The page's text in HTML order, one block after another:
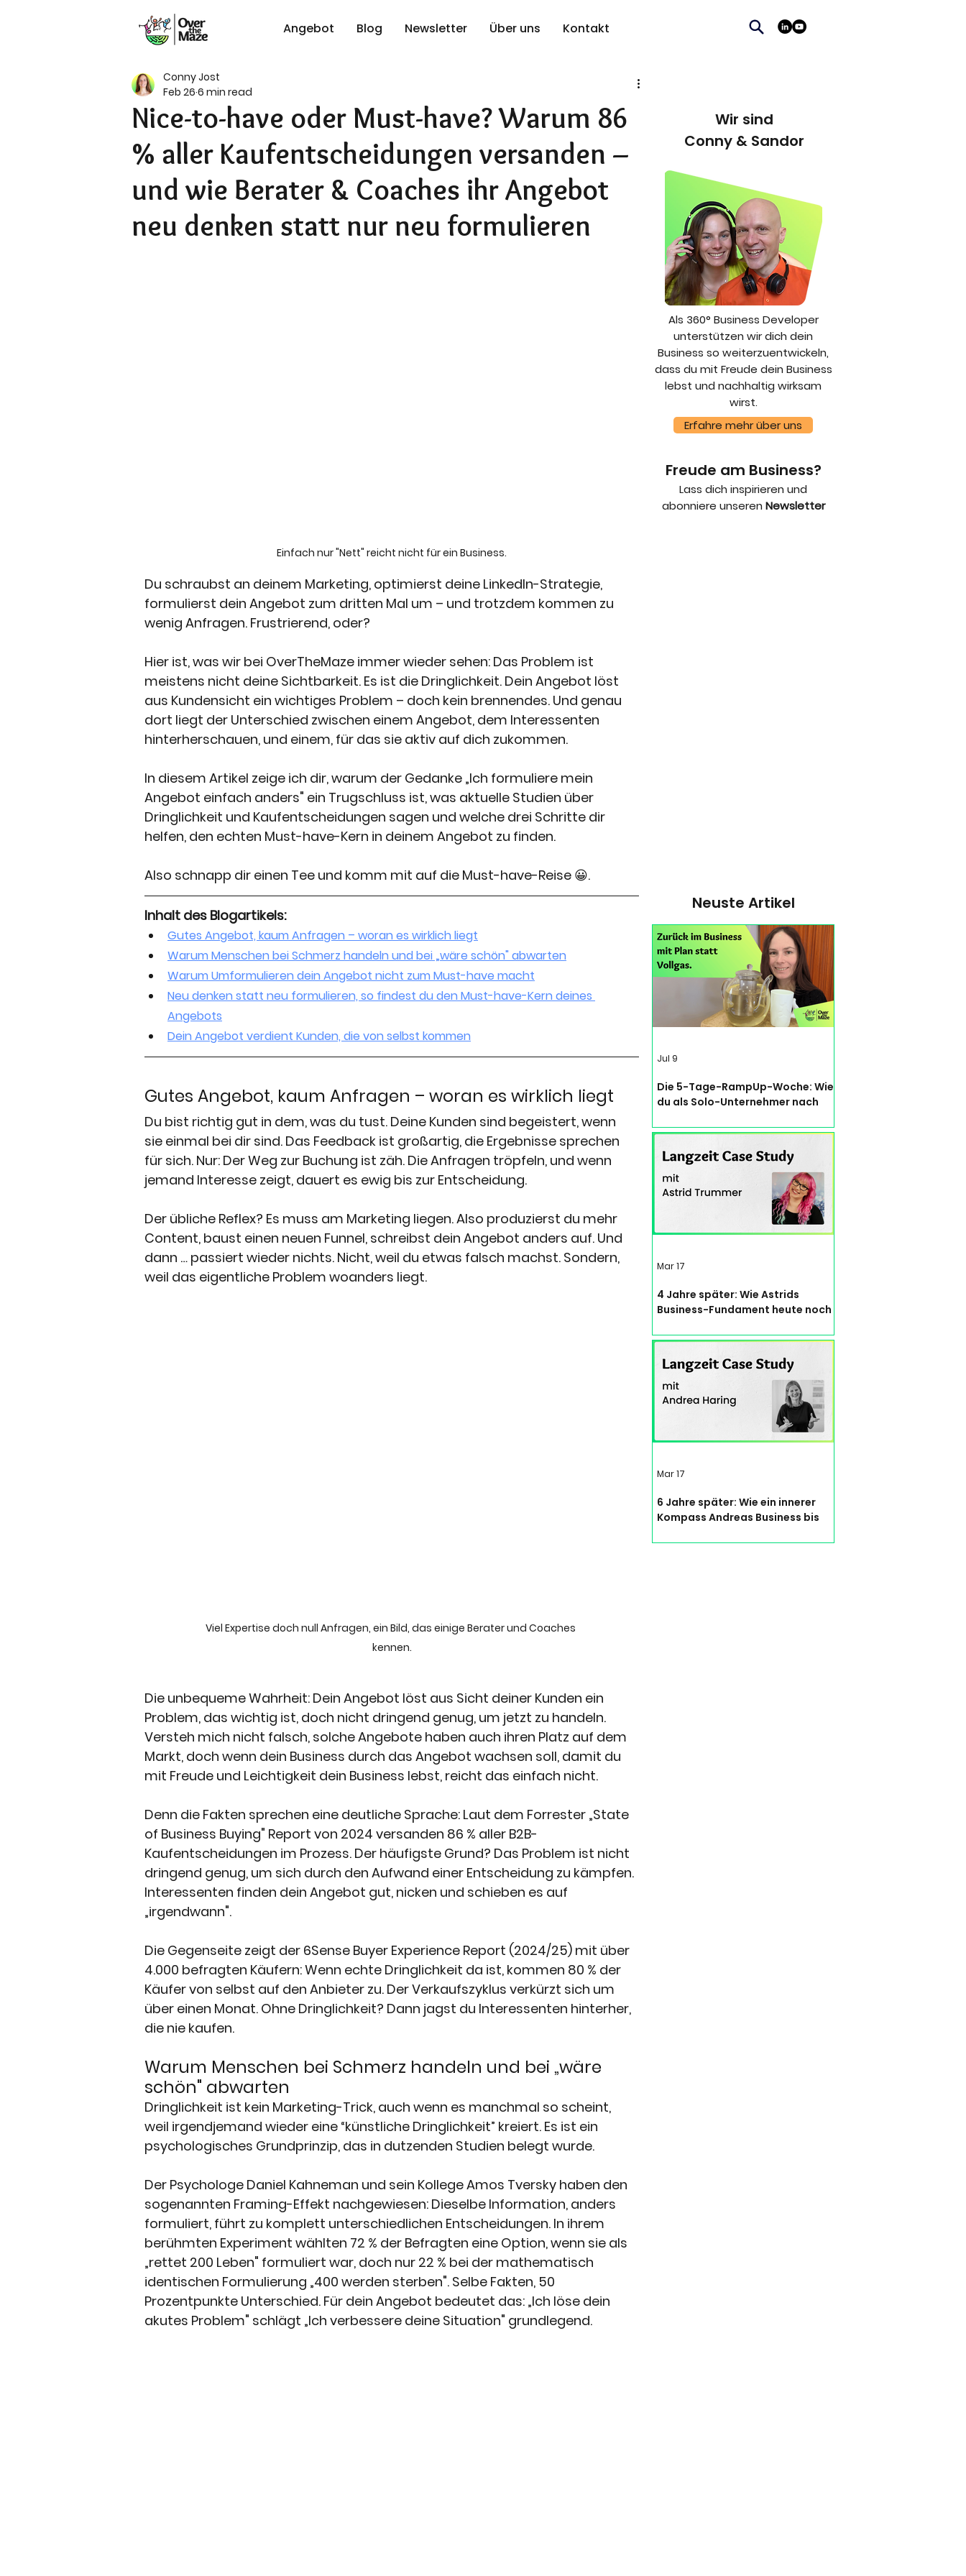
Angebot Blog Newsletter Über uns Kontakt
Nice-to-have oder Must-have? Warum 86
% aller Kaufentscheidungen versanden –
und wie Berater & Coaches ihr Angebot
neu denken statt nur neu formulieren
Conny Jost
Feb 26 6 min read
Einfach nur "Nett" reicht nicht für ein Business.
Du schraubst an deinem Marketing, optimierst deine LinkedIn-Strategie,
formulierst dein Angebot zum dritten Mal um – und trotzdem kommen zu
wenig Anfragen. Frustrierend, oder?
Hier ist, was wir bei OverTheMaze immer wieder sehen: Das Problem ist
meistens nicht deine Sichtbarkeit. Es ist die Dringlichkeit. Dein Angebot löst
aus Kundensicht ein wichtiges Problem – doch kein brennendes. Und genau
dort liegt der Unterschied zwischen einem Angebot, dem Interessenten
hinterherschauen, und einem, für das sie aktiv auf dich zukommen.
In diesem Artikel zeige ich dir, warum der Gedanke „Ich formuliere mein
Angebot einfach anders" ein Trugschluss ist, was aktuelle Studien über
Dringlichkeit und Kaufentscheidungen sagen und welche drei Schritte dir
helfen, den echten Must-have-Kern in deinem Angebot zu finden.
Also schnapp dir einen Tee und komm mit auf die Must-have-Reise 😀.
Inhalt des Blogartikels:
Gutes Angebot, kaum Anfragen – woran es wirklich liegt
Warum Menschen bei Schmerz handeln und bei „wäre schön" abwarten
Warum Umformulieren dein Angebot nicht zum Must-have macht
Neu denken statt neu formulieren, so findest du den Must-have-Kern deines
Angebots
Dein Angebot verdient Kunden, die von selbst kommen
Gutes Angebot, kaum Anfragen – woran es wirklich liegt
Du bist richtig gut in dem, was du tust. Deine Kunden sind begeistert, wenn
sie einmal bei dir sind. Das Feedback ist großartig, die Ergebnisse sprechen
für sich. Nur: Der Weg zur Buchung ist zäh. Die Anfragen tröpfeln, und wenn
jemand Interesse zeigt, dauert es ewig bis zur Entscheidung.
Der übliche Reflex? Es muss am Marketing liegen. Also produzierst du mehr
Content, baust einen neuen Funnel, schreibst dein Angebot anders auf. Und
dann … passiert wieder nichts. Nicht, weil du etwas falsch machst. Sondern,
weil das eigentliche Problem woanders liegt.
Viel Expertise doch null Anfragen, ein Bild, das einige Berater und Coaches
kennen.
Die unbequeme Wahrheit: Dein Angebot löst aus Sicht deiner Kunden ein
Problem, das wichtig ist, doch nicht dringend genug, um jetzt zu handeln.
Versteh mich nicht falsch, solche Angebote haben auch ihren Platz auf dem
Markt, doch wenn dein Business durch das Angebot wachsen soll, damit du
mit Freude und Leichtigkeit dein Business lebst, reicht das einfach nicht.
Denn die Fakten sprechen eine deutliche Sprache: Laut dem Forrester „State
of Business Buying" Report von 2024 versanden 86 % aller B2B-
Kaufentscheidungen im Prozess. Der häufigste Grund? Das Problem ist nicht
dringend genug, um sich durch den Aufwand einer Entscheidung zu kämpfen.
Interessenten finden dein Angebot gut, nicken und schieben es auf
„irgendwann".
Die Gegenseite zeigt der 6Sense Buyer Experience Report (2024/25) mit über
4.000 befragten Käufern: Wenn echte Dringlichkeit da ist, kommen 80 % der
Käufer von selbst auf den Anbieter zu. Der Verkaufszyklus verkürzt sich um
über einen Monat. Ohne Dringlichkeit? Dann jagst du Interessenten hinterher,
die nie kaufen.
Warum Menschen bei Schmerz handeln und bei „wäre
schön" abwarten
Dringlichkeit ist kein Marketing-Trick, auch wenn es manchmal so scheint,
weil irgendjemand wieder eine “künstliche Dringlichkeit” kreiert. Es ist ein
psychologisches Grundprinzip, das in dutzenden Studien belegt wurde.
Der Psychologe Daniel Kahneman und sein Kollege Amos Tversky haben den
sogenannten Framing-Effekt nachgewiesen: Dieselbe Information, anders
formuliert, führt zu komplett unterschiedlichen Entscheidungen. In ihrem
berühmten Experiment wählten 72 % der Befragten eine Option, wenn sie als
„rettet 200 Leben" formuliert war, doch nur 22 % bei der mathematisch
identischen Formulierung „400 werden sterben". Selbe Fakten, 50
Prozentpunkte Unterschied. Für dein Angebot bedeutet das: „Ich löse dein
akutes Problem" schlägt „Ich verbessere deine Situation" grundlegend.
Wir sind
Conny & Sandor
Als 360° Business Developer
unterstützen wir dich dein
Business so weiterzuentwickeln,
dass du mit Freude dein Business
lebst und nachhaltig wirksam
wirst.
Erfahre mehr über uns
Freude am Business?
Lass dich inspirieren und
abonniere unseren Newsletter
Neuste Artikel
Die 5-Tage-RampUp-Woche: Wie
du als Solo-Unternehmer nach
fasst – ohne dich neu
auszubrennen
Jul 9
4 Jahre später: Wie Astrids
Business-Fundament heute noch
Mar 17
6 Jahre später: Wie ein innerer
Kompass Andreas Business bis
Mar 17